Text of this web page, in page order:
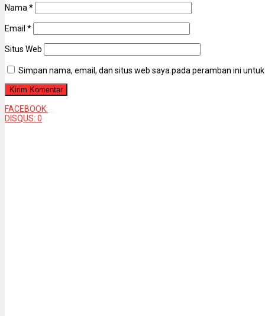
Nama*
Email *
Situs Web
Simpan nama, email, dan situs web saya pada peramban ini
FACEBOOK:
DISQUS: 0